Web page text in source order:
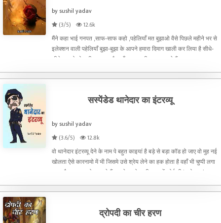
by sushil yadav
(3/5)
12.6k
मैंने कहा भाई गनपत ,साफ-साफ कहो ,पहेलियाँ मत बुझाओ वैसे पिछले महीने भर से
इलेक्शन वाली पहेलियाँ बुझा-बुझा के आपने हमारा दिमाग खाली कर लिया है सीधे-
सीधे बताओ तो सही बात क्या है,जहाँ आप हमारी दखल चाहते हैं
सस्पेंडेड थानेदार का इंटरव्यू
by sushil yadav
(3.6/5)
12.8k
वो थानेदार इंटरव्यू देने के नाम पे बहुत काइयां है बड़े से बड़ा कॉड हो जाए वो मुह नई
खोलता ऐसे कारनामो में भी जिसमे उसे श्रेय लेने का हक होता है वहाँ भी चुप्पी लगा
जाता है पत्रकार लोग मनाते हैं, उसके थाने वाली जगह में कोई भी ‘दारोमदार’ वाला
द्रोपदी का चीर हरण